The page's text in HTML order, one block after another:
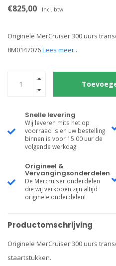
€825,00 Incl. btw
Originele MerCruiser 300 uurs
8M0147076Lees meer..
Snelle levering
Wij leveren mits het op
voorraad is en uw bestelling
binnen is voor 15.00 uur de
volgende werkdag.
Origineel &
Vervangingsonderdelen
De Mercruiser onderdelen
die wij verkopen zijn altijd
originele onderdelen!
Productomschrijving
Originele MerCruiser 300 uurs
staartstukken.